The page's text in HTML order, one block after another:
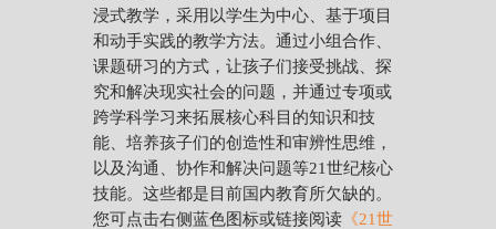
浸式教学，采用以学生为中心、基于项目
和动手实践的教学方法。通过小组合作、
课题研习的方式，让孩子们接受挑战、探
究和解决现实社会的问题，并通过专项或
跨学科学习来拓展核心科目的知识和技
能、培养孩子们的创造性和审辨性思维，
以及沟通、协作和解决问题等21世纪核心
技能。这些都是目前国内教育所欠缺的。
您可点击右侧蓝色图标或链接阅读 《21世